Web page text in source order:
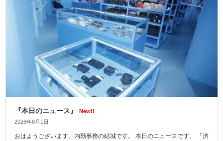
『本日のニュース』
New!!
2026年8月1日
おはようございます。内勤事務の結城です。 本日のニュースです。 「渋